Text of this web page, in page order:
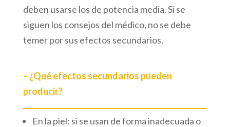
deben usarse los de potencia media. Si se
siguen los consejos del médico, no se debe
temer por sus efectos secundarios.
– ¿Qué efectos secundarios pueden
producir?
En la piel: si se usan de forma inadecuada o